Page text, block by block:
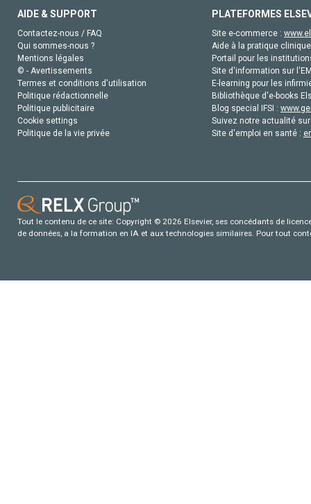
AIDE & SUPPORT
Contactez-nous / FAQ
Qui sommes-nous ?
Mentions légales
© - Avertissements
Termes et conditions d'utilisation
Politique rédactionnelle
Politique publicitaire
Cookie settings
Politique de la vie privée
PLATEFORMES
Site e-commerce :
Aide à la pratique
Portail pour les
Site d'information sur
E-learning pour les
Bibliothèque d'e-books
Blog special IFSI :
Suivez notre actualité
Site d'emploi en santé :
Tout le contenu de ce site: Copyright © 2026 Elsevier, ses concédants de
de données, a la formation en IA et aux technologies similaires. Pour tout